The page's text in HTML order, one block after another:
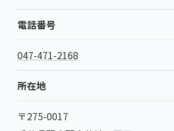
電話番号
047-471-2168
所在地
〒275-0017